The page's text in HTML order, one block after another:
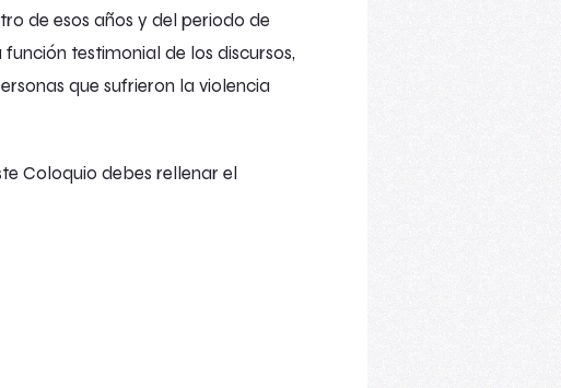
de esos años y del periodo de
testimonial de los discursos,
que sufrieron la violencia
Coloquio debes rellenar el